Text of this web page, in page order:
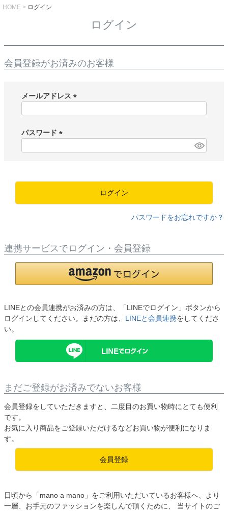
HOME ログイン
ログイン
会員登録がお済みのお客様
メールアドレス
)
パスワード
ログイン
パスワードをお忘れですか？
連携サービスでログイン・会員登録
LINEとの会員連携がお済みの方は、「LINEでログイン」ボタンから
ログインしてください。まだの方は、 LINEと会員連携をしてくださ
い。
まだご登録がお済みでないお客様
会員登録をしていただきますと、二度目のお買い物時にとても便利
です。
お気に入り商品をご登録いただけるなどお買い物が便利になりま
す。
会員登録
日頃から「mano a mano」をご利用いただいているお客様へ、より
一層、お手元のファッションを楽しんで頂くために、 当サイトのご